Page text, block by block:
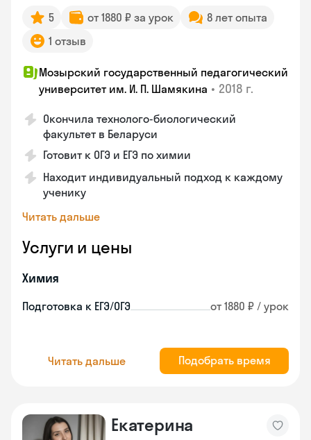
5 от 1880 ₽ за урок
8 лет опыта
1 отзыв
Мозырский государственный педагогический
университет им. И. П. Шамякина • 2018 г.
Окончила технолого-биологический
факультет в Беларуси
Готовит к ОГЭ и ЕГЭ по химии
Находит индивидуальный подход к каждому
ученику
Читать дальше
Услуги и цены
Химия
Подготовка к ЕГЭ/ОГЭ от 1880 ₽ / урок
Читать дальше Подобрать время
Екатерина